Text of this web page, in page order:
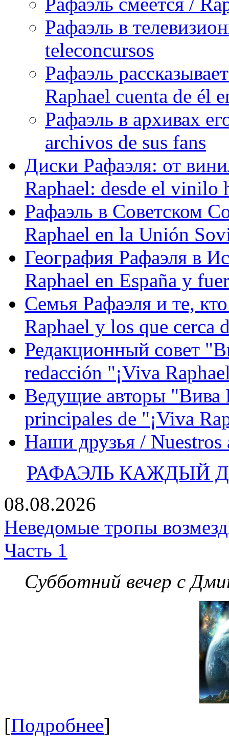
Рафаэль в
teleconcursos
Рафаэль
Raphael cuenta de él
Рафаэль в архивах
archivos de sus fans
Диски Рафаэля: от
Raphael: desde el vinilo
Рафаэль в Советском
Raphael en la Unión
География Рафаэля в
Raphael en España y
Семья Рафаэля и те,
Raphael y los que cerca
Редакционный совет
redacción "¡Viva
Ведущие авторы "Вива
principales de "¡Viva
Наши друзья / Nuestros
РАФАЭЛЬ КАЖДЫЙ
08.08.2026
Неведомые тропы
Часть 1
Субботний вечер с
[Подробнее]